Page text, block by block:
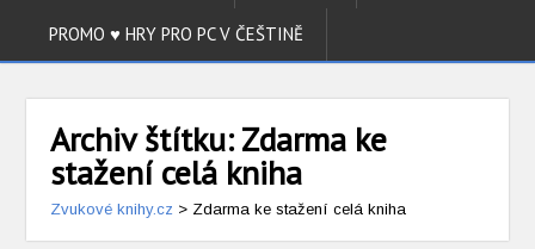
PROMO ♥ HRY PRO PC V ČEŠTINĚ
Archiv štítku:Zdarma ke
stažení celá kniha
Zvukové knihy.cz > Zdarma ke stažení celá kniha